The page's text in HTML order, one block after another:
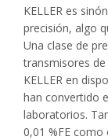
KELLER es
precisión, algo
Una clase de
transmisores
KELLER en
han convertido
laboratorios.
0,01 %FE